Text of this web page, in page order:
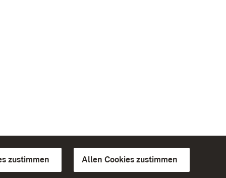
zustimmen Allen Cookies zustimmen